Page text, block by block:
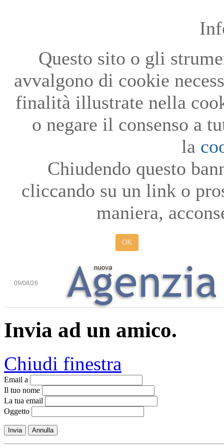
Questo sito o gli
avvalgono di cookie
finalità illustrate nella
o negare il consenso a
la
Chiudendo questo
cliccando su un link o
maniera,
OK
09/08/26
Invia ad un amico.
Chiudi finestra
Email a
Il tuo nome
La tua email
Oggetto
Invia Annulla